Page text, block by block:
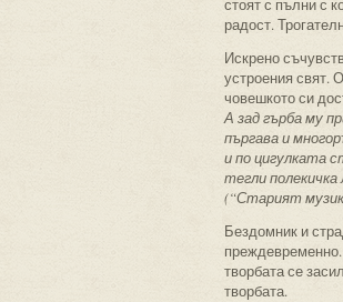
стоят с пълни с
радост.
Искрено
устроения свят.
човешкото си
А зад гърба му
пъргава и
и по цигулката
тегли полекичка
(“Старият
Бездомник и
творбата се
творбата.